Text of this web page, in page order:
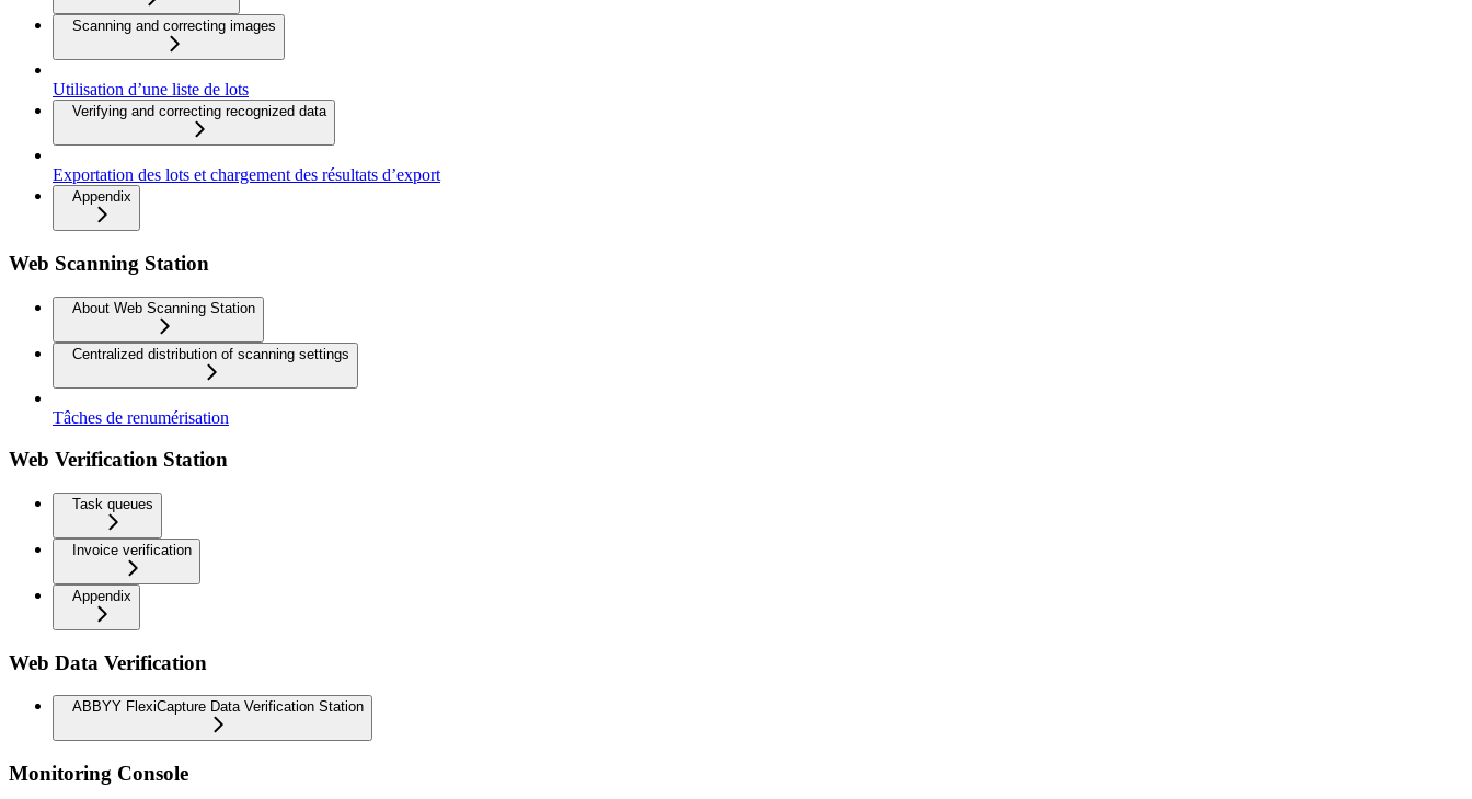
Scanning and correcting images
Utilisation d’une liste de lots
Verifying and correcting recognized data
Exportation des lots et chargement des résultats d’export
Appendix
Web Scanning Station
About Web Scanning Station
Centralized distribution of scanning settings
Tâches de renumérisation
Web Verification Station
Task queues
Invoice verification
Appendix
Web Data Verification
ABBYY FlexiCapture Data Verification Station
Monitoring Console